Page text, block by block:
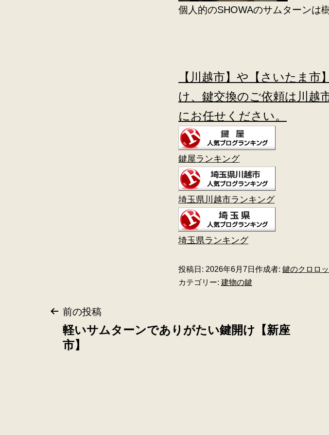
個人的のSHOWAのサムターンは
【川越市】や【さいたま市
け、鍵交換のご依頼は川越
にお任せください。
鍵屋ランキング
埼玉県川越市ランキング
埼玉県ランキング
投稿日: 2026年6月7日 作成者: 鍵のクロロ
カテゴリー: 建物の鍵
前の投稿
軽いサムターンでありがたい鍵開け【新座
市】